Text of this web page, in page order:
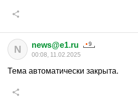
N news@e1.ru
00:08, 11.02.2025
Тема автоматически закрыта.